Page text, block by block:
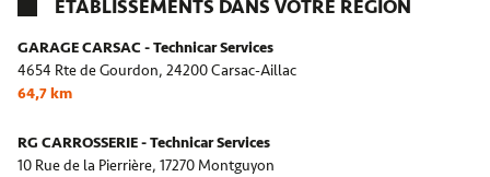
ÉTABLISSEMENTS DANS VOTRE RÉGION
GARAGE CARSAC - Technicar Services
4654 Rte de Gourdon, 24200 Carsac-Aillac
64,7 km
RG CARROSSERIE - Technicar Services
10 Rue de la Pierrière, 17270 Montguyon